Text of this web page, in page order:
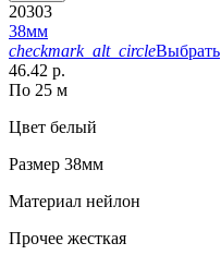
20303
38мм
checkmark_alt_circleВыбрать
46.42 р.
По 25 м
Цвет белый
Размер 38мм
Материал нейлон
Прочее жесткая